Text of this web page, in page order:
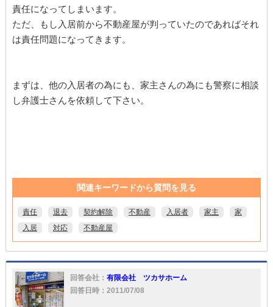
責任になってしまいます。
ただ、もし入居前から不動産屋が判っていたのであればそれ
は責任問題になってきます。
まずは、他の入居者の為にも、家主さんの為にも警察に相談
し弁護士さんを依頼して下さい。
関連キーワードから質問を見る
責任 退去 契約解除 不動産 入居者 家主
家
入居
対応 不動産屋
回答会社： 有限会社 ツカサホーム
回答日時：2011/07/08